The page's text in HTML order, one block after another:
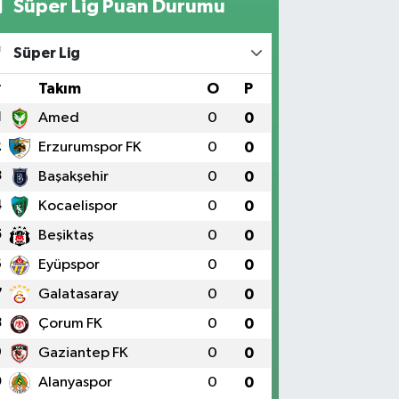
Süper Lig Puan Durumu
Süper Lig
Takım O P
Amed 0 0
Erzurumspor FK 0 0
Başakşehir 0 0
Kocaelispor 0 0
Beşiktaş 0 0
Eyüpspor 0 0
Galatasaray 0 0
Çorum FK 0 0
Gaziantep FK 0 0
Alanyaspor 0 0